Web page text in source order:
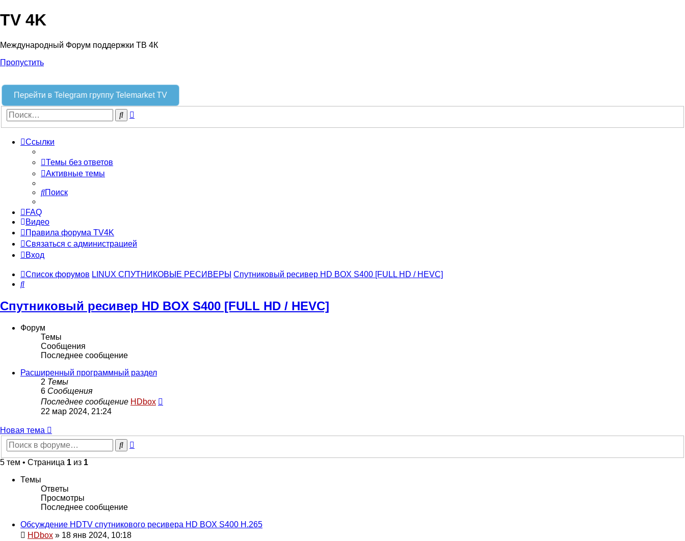
TV 4K
Международный Форум поддержки ТВ 4К
Пропустить
Перейти в Telegram группу Telemarket TV
Поиск
Ссылки
Темы без ответов
Активные темы
Поиск
FAQ
Видео
Правила форума TV4K
Связаться с администрацией
Вход
Список форумов LINUX СПУТНИКОВЫЕ РЕСИВЕРЫ Спутниковый ресивер HD BOX S400 [FULL HD / HEVC]
Поиск
Спутниковый ресивер HD BOX S400 [FULL HD / HEVC]
Форум
Темы
Сообщения
Последнее сообщение
Расширенный программный раздел
2 Темы
6 Сообщения
Последнее сообщение HDbox
22 мар 2024, 21:24
Новая тема
Поиск
5 тем • Страница 1 из 1
Темы
Ответы
Просмотры
Последнее сообщение
Обсуждение HDTV спутникового ресивера HD BOX S400 H.265
HDbox » 18 янв 2024, 10:18